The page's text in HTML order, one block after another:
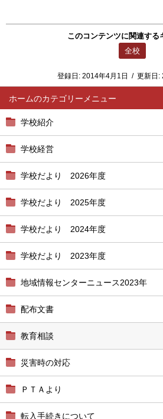
ホーム
学校紹介
学校経営
学校だより 2026年度
学校だより 2025年度
学校だより 2024年度
学校だより 2023年度
地域情報センターニュース2023年
配布文書
教育相談
災害時の対応
ＰＴＡより
転入手続きについて
このコンテンツに関連する
全校
登録日: 2014年4月1日 / 更新日: